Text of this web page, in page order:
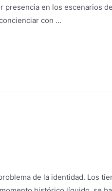
presencia en los escenarios
con …
de la identidad. Los